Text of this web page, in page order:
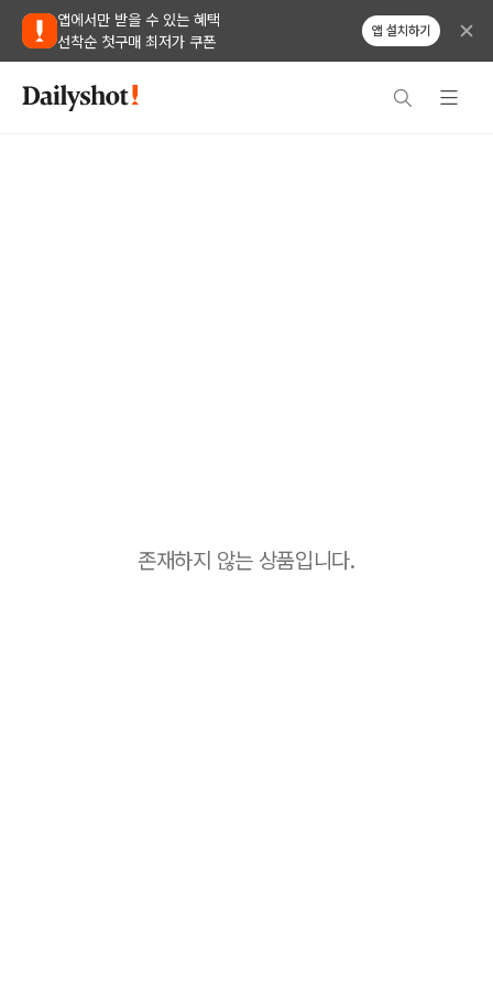
앱에서만 받을 수 있는 혜택
선착순 첫구매 최저가 쿠폰
앱 설치하기
존재하지 않는 상품입니다.